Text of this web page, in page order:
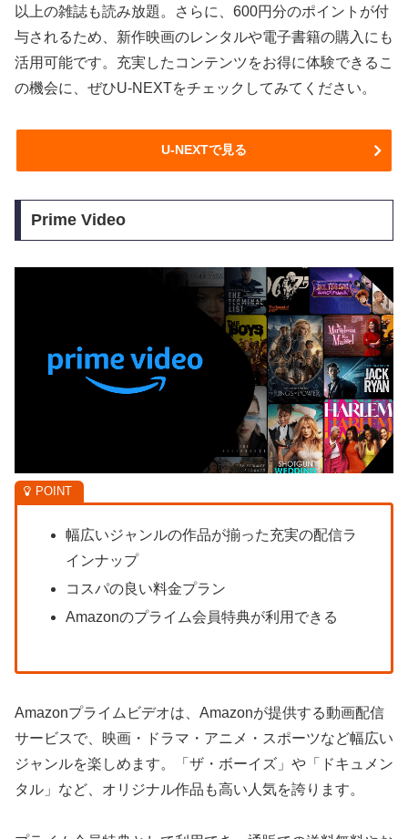
以上の雑誌も読み放題。さらに、600円分のポイントが付
与されるため、新作映画のレンタルや電子書籍の購入にも
活用可能です。充実したコンテンツをお得に体験できるこ
の機会に、ぜひU-NEXTをチェックしてみてください。
U-NEXTで見る
Prime Video
幅広いジャンルの作品が揃った充実の配信ラ
インナップ
コスパの良い料金プラン
Amazonのプライム会員特典が利用できる
Amazonプライムビデオは、Amazonが提供する動画配信
サービスで、映画・ドラマ・アニメ・スポーツなど幅広い
ジャンルを楽しめます。「ザ・ボーイズ」や「ドキュメン
タル」など、オリジナル作品も高い人気を誇ります。